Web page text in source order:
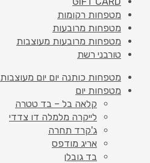
מטפחות רקומות
מטפחות מרובעות
מטפחות מרובעות מעוצבות
טורבני רשת
מטפחות כותנה יום יום מעוצבות
מטפחות יום
קלאה בל – בד טטרה
לייקרה מלמלה דו צדדי
ג'קרד תחרה
אריג מודפס
בד גובלן